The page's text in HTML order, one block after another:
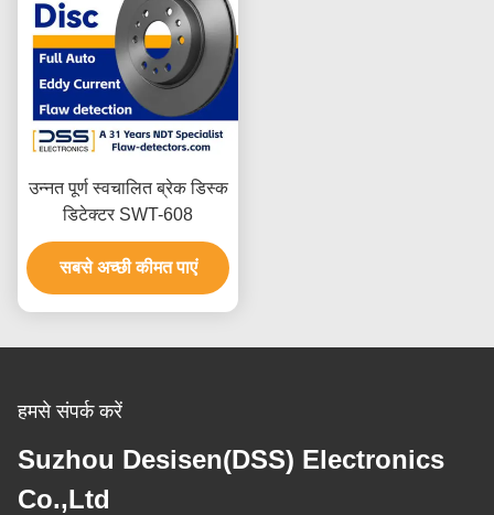
उन्नत पूर्ण स्वचालित ब्रेक डिस्क
डिटेक्टर SWT-608
सबसे अच्छी कीमत पाएं
हमसे संपर्क करें
Suzhou Desisen(DSS) Electronics
Co.,Ltd